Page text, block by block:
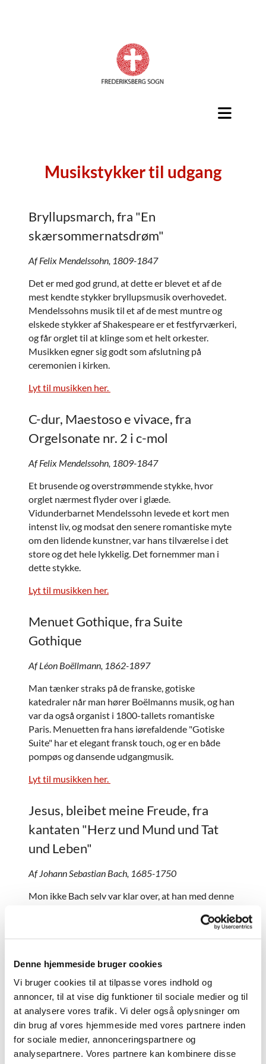
Denne hjemmeside bruger cookies
Vi bruger cookies til at tilpasse vores indhold og
annoncer, til at vise dig funktioner til sociale medier og til
at analysere vores trafik. Vi deler også oplysninger om
din brug af vores hjemmeside med vores partnere inden
for sociale medier, annonceringspartnere og
analysepartnere. Vores partnere kan kombinere disse
Musikstykker til udgang
Bryllupsmarch, fra "En
skærsommernatsdrøm"
Af Felix Mendelssohn, 1809-1847
Det er med god grund, at dette er blevet et af de
mest kendte stykker bryllupsmusik overhovedet.
Mendelssohns musik til et af de mest muntre og
elskede stykker af Shakespeare er et festfyrværkeri,
og får orglet til at klinge som et helt orkester.
Musikken egner sig godt som afslutning på
ceremonien i kirken.
Lyt til musikken her.
C-dur, Maestoso e vivace, fra
Orgelsonate nr. 2 i c-mol
Af Felix Mendelssohn, 1809-1847
Et brusende og overstrømmende stykke, hvor
orglet nærmest flyder over i glæde.
Vidunderbarnet Mendelssohn levede et kort men
intenst liv, og modsat den senere romantiske myte
om den lidende kunstner, var hans tilværelse i det
store og det hele lykkelig. Det fornemmer man i
dette stykke.
Lyt til musikken her.
Menuet Gothique, fra Suite
Gothique
Af Léon Boëllmann, 1862-1897
Man tænker straks på de franske, gotiske
katedraler når man hører Boëlmanns musik, og han
var da også organist i 1800-tallets romantiske
Paris. Menuetten fra hans iørefaldende "Gotiske
Suite" har et elegant fransk touch, og er en både
pompøs og dansende udgangmusik.
Lyt til musikken her.
Jesus, bleibet meine Freude, fra
kantaten "Herz und Mund und Tat
und Leben"
Af Johann Sebastian Bach, 1685-1750
Mon ikke Bach selv var klar over, at han med denne
sørgede han for, helt usædvanligt, at den blev
spillet hele to gange i hans kantate, så folk fik
ekstra gang. Bonusinfo: hvis man lytter godt efter,
kan man høre en salmemelodi (som i salmebogen
hedder "Nu velan, vær frisk til mode") ligge gemt
inde i den dansende sats.
Lyt til musikken her.
Air, fra 3. orkester suite